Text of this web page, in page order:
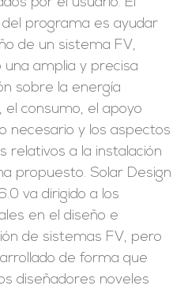
programa es ayudar
de un sistema FV,
una amplia y precisa
sobre la energía
el consumo, el apoyo
necesario y los aspectos
relativos a la instalación
propuesto. Solar Design
va dirigido a los
en el diseño e
de sistemas FV, pero
de forma que
diseñadores noveles